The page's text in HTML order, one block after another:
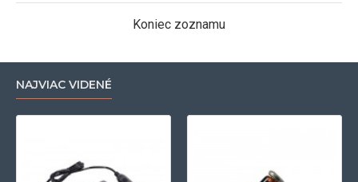
Koniec zoznamu
NAJVIAC VIDENÉ